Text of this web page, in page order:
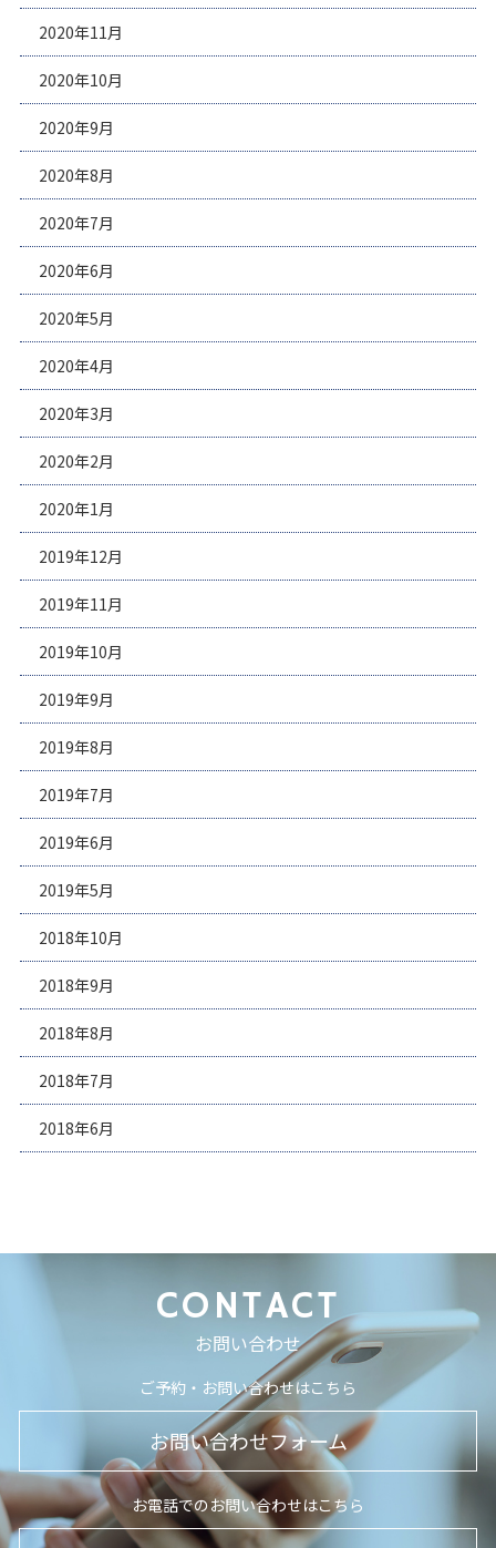
2020年11月
2020年10月
2020年9月
2020年8月
2020年7月
2020年6月
2020年5月
2020年4月
2020年3月
2020年2月
2020年1月
2019年12月
2019年11月
2019年10月
2019年9月
2019年8月
2019年7月
2019年6月
2019年5月
2018年10月
2018年9月
2018年8月
2018年7月
2018年6月
CONTACT
お問い合わせ
ご予約・お問い合わせはこちら
お問い合わせフォーム
お電話でのお問い合わせはこちら